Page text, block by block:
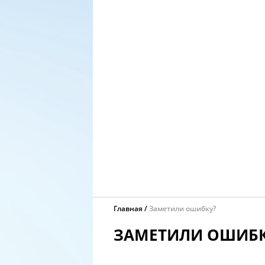
Главная Заметили ошибку?
ЗАМЕТИЛИ